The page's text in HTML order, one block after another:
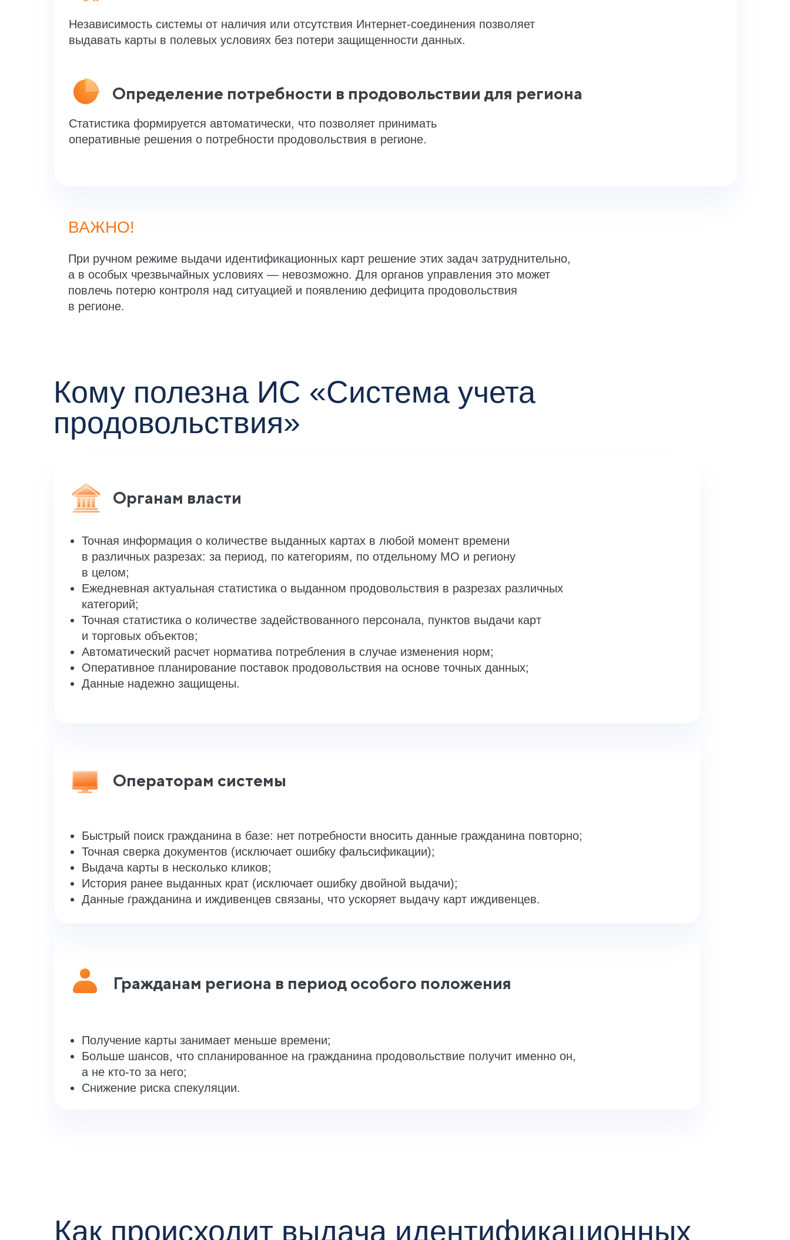
Независимость системы от наличия или отсутствия Интернет-соединения позволяет
выдавать карты в полевых условиях без потери защищенности данных.
Статистика формируется автоматически, что позволяет принимать
оперативные решения о потребности продовольствия в регионе.
Определение потребности в продовольствии для региона
При ручном режиме выдачи идентификационных карт решение этих задач затруднительно,
а в особых чрезвычайных условиях — невозможно. Для органов управления это может
повлечь потерю контроля над ситуацией и появлению дефицита продовольствия
в регионе.
ВАЖНО!
Органам власти
Точная информация о количестве выданных картах в любой момент времени
в различных разрезах: за период, по категориям, по отдельному МО и региону
в целом;
Ежедневная актуальная статистика о выданном продовольствия в разрезах различных
категорий;
Точная статистика о количестве задействованного персонала, пунктов выдачи карт
и торговых объектов;
Автоматический расчет норматива потребления в случае изменения норм;
Оперативное планирование поставок продовольствия на основе точных данных;
Данные надежно защищены.
Кому полезна ИС «Система учета
продовольствия»
Операторам системы
Быстрый поиск гражданина в базе: нет потребности вносить данные гражданина повторно;
Точная сверка документов (исключает ошибку фальсификации);
Выдача карты в несколько кликов;
История ранее выданных крат (исключает ошибку двойной выдачи);
Данные гражданина и иждивенцев связаны, что ускоряет выдачу карт иждивенцев.
Гражданам региона в период особого положения
Получение карты занимает меньше времени;
Больше шансов, что спланированное на гражданина продовольствие получит именно он,
а не кто-то за него;
Снижение риска спекуляции.
Как происходит выдача идентификационных